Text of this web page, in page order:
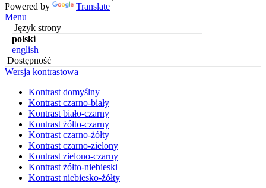
Powered by
Translate
Menu
Język strony
polski
english
Dostępność
Wersja kontrastowa
Kontrast domyślny
Kontrast czarno-biały
Kontrast biało-czarny
Kontrast żółto-czarny
Kontrast czarno-żółty
Kontrast czarno-zielony
Kontrast zielono-czarny
Kontrast żółto-niebieski
Kontrast niebiesko-żółty